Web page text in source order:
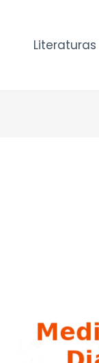
Literaturas